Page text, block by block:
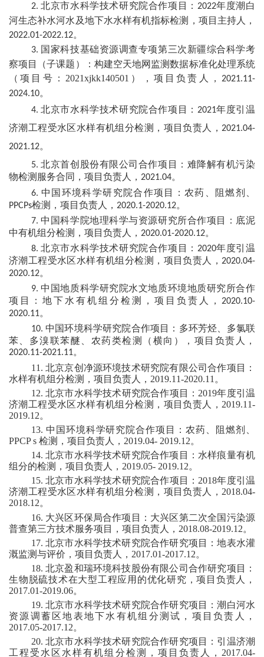
科
研
校
生
合
作
交
2.北京市水科学技术研究院合作项目： 2022年度潮白
河生态补水河水及地下水水样有机指标检测， 项目主持人，
2022.01-2022.12。
3. 国家科技基础资源调查专项第三次新疆综合科学考
察项目（子课题）：构建空天地网监测数据标准化处理系统
（项目号： 2021xjkk140501 ） ， 项目负责人， 2021.11-
2024.10。
4.北京市水科学技术研究院合作项目： 2021年度引温
济潮工程受水区水样有机组分检测， 项目负责人， 2021.04-
2021.12。
5.北京首创股份有限公司合作项目：难降解有机污染
物检测服务合同， 项目 负责人， 2021.04。
6. 中国环境科学研究院合作项目：农药、阻燃剂、
PPCPs检测， 项目 负责 人 ， 2020.1-2020.12。
7. 中国科学院地理科学与资源研究所合作项目：底泥
中有机组分检测， 项目 负责 人 ， 2020.01-2020.12。
8.北京市水科学技术研究院合作项目： 2020年度引温
济潮工程受水区水样有机组分检测， 项目负责 人 ， 2020.04-
2020.12。
9. 中国地质科学研究院水文地质环境地质研究所合作
项目：地下水有机组分检测， 项目 负责 人 ， 2020.10-
2020.11。
10. 中国环境科学研究院合作项目：多环芳烃、多氯联
苯、多溴联苯醚、农药类检测（横向）， 项目 负责 人 ，
2020.11-2021.11。
11 . 北京京创净源环境技术研究院有限公司合作项目
：
水样有机组分检测， 项目 负责 人 ， 2019.11-2020.11 。
1 2. 北京市水科学技术研究院合作项目： 2019年度引温
济潮工程受水区水样有机组分检测， 项目负责 人 ， 2019.11-
2019.12。
13. 中国环境科学研究院合作项目：农药、阻燃剂、
PPCP s 检测， 项目 负责 人 ， 2019.04- 2019.12。
14. 北京市水科学技术研究院合作项目：水样痕量有机
组分的检测， 项目 负责 人 ， 2019.05- 2019.12。
1 5. 北京市水科学技术研究院合作项目： 2018年度引温
济潮工程受水区水样有机组分检测， 项目负责 人 ， 2018.04-
2018.12。
16. 大兴区环保局合作项目： 大兴区第二次全国污染源
普查第三方技术服务项目， 项目 负责 人 ， 2018.08-2019.12。
1 7. 北京市水科学技术研究院合作研究项目：地表水灌
溉监测与评价， 项目 负责 人 ， 2017.01-2017.12。
18. 北京盈和瑞环境科技股份有限公司合作研究项目：
生物脱硫技术在大型工程应用的优化研究，项目 负责 人
，
2017.01-2019.06。
19. 北京市水科学技术研究院合作研究项目：潮白河水
资源调蓄区地表地下水有机组分测试， 项目负责 人
，
2017.05-2017.12。
20. 北京市水科学技术研究院合作研究项目：引温济潮
工程受水区水样有机组分检测， 项目 负责 人 ， 2017.04-